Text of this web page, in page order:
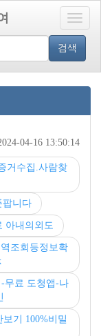
Toggle
검색
04-16 13:50:14
거수집.사람찾
팝니다
아내의외도
조회등정보확
무료 도청앱-나
기 100%비밀